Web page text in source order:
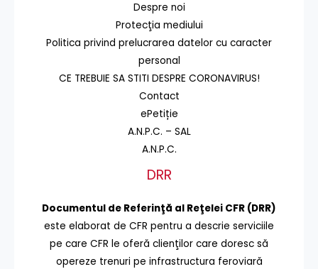
Despre noi
Protecţia mediului
Politica privind prelucrarea datelor cu caracter
personal
CE TREBUIE SA STITI DESPRE CORONAVIRUS!
Contact
ePetiție
A.N.P.C. – SAL
A.N.P.C.
DRR
Documentul de Referinţă al Reţelei CFR (DRR)
este elaborat de CFR pentru a descrie serviciile
pe care CFR le oferă clienţilor care doresc să
opereze trenuri pe infrastructura feroviară